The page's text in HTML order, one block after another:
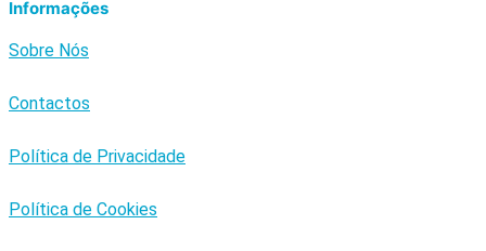
Informações
Sobre Nós
Contactos
Política de Privacidade
Política de Cookies